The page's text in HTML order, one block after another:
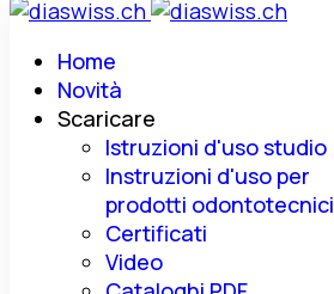
Home
Novità
Scaricare
Istruzioni d'uso studio
Instruzioni d'uso per
prodotti odontotecnici
Certificati
Video